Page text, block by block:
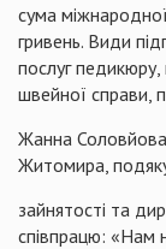
сума
гривень. Види
послуг
швейної справи,
Жанна
Житомира,
зайнятості та
співпрацю: «Нам